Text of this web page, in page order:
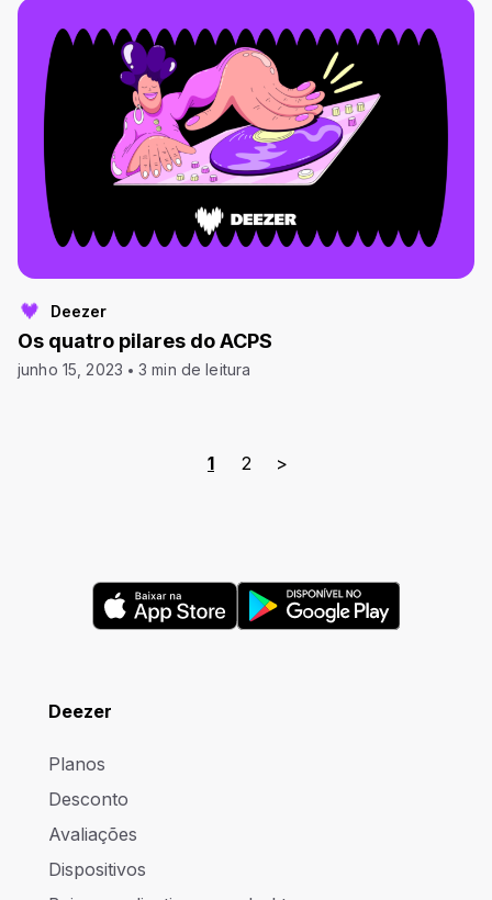
Deezer
Os quatro pilares do ACPS
junho 15, 2023 3 min de leitura
1 2 >
Deezer
Planos
Desconto
Avaliações
Dispositivos